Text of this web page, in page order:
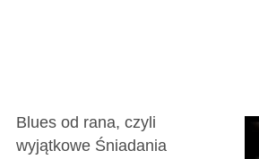
Blues od rana, czyli
wyjątkowe Śniadania